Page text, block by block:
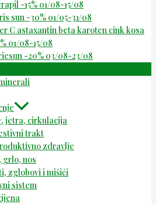
-15% 01/08-15/08
sun -30% 01/05-31/08
C astaxantin beta karoten cink kosa
01/08-15/08
-20% 03/08-23/08
jetra, cirkulacija
trakt
zdravlje
grlo, nos
zglobovi i mišići
sistem